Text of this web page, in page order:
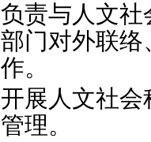
负责与人文
部门对外联
作。
开展人文社
管理。